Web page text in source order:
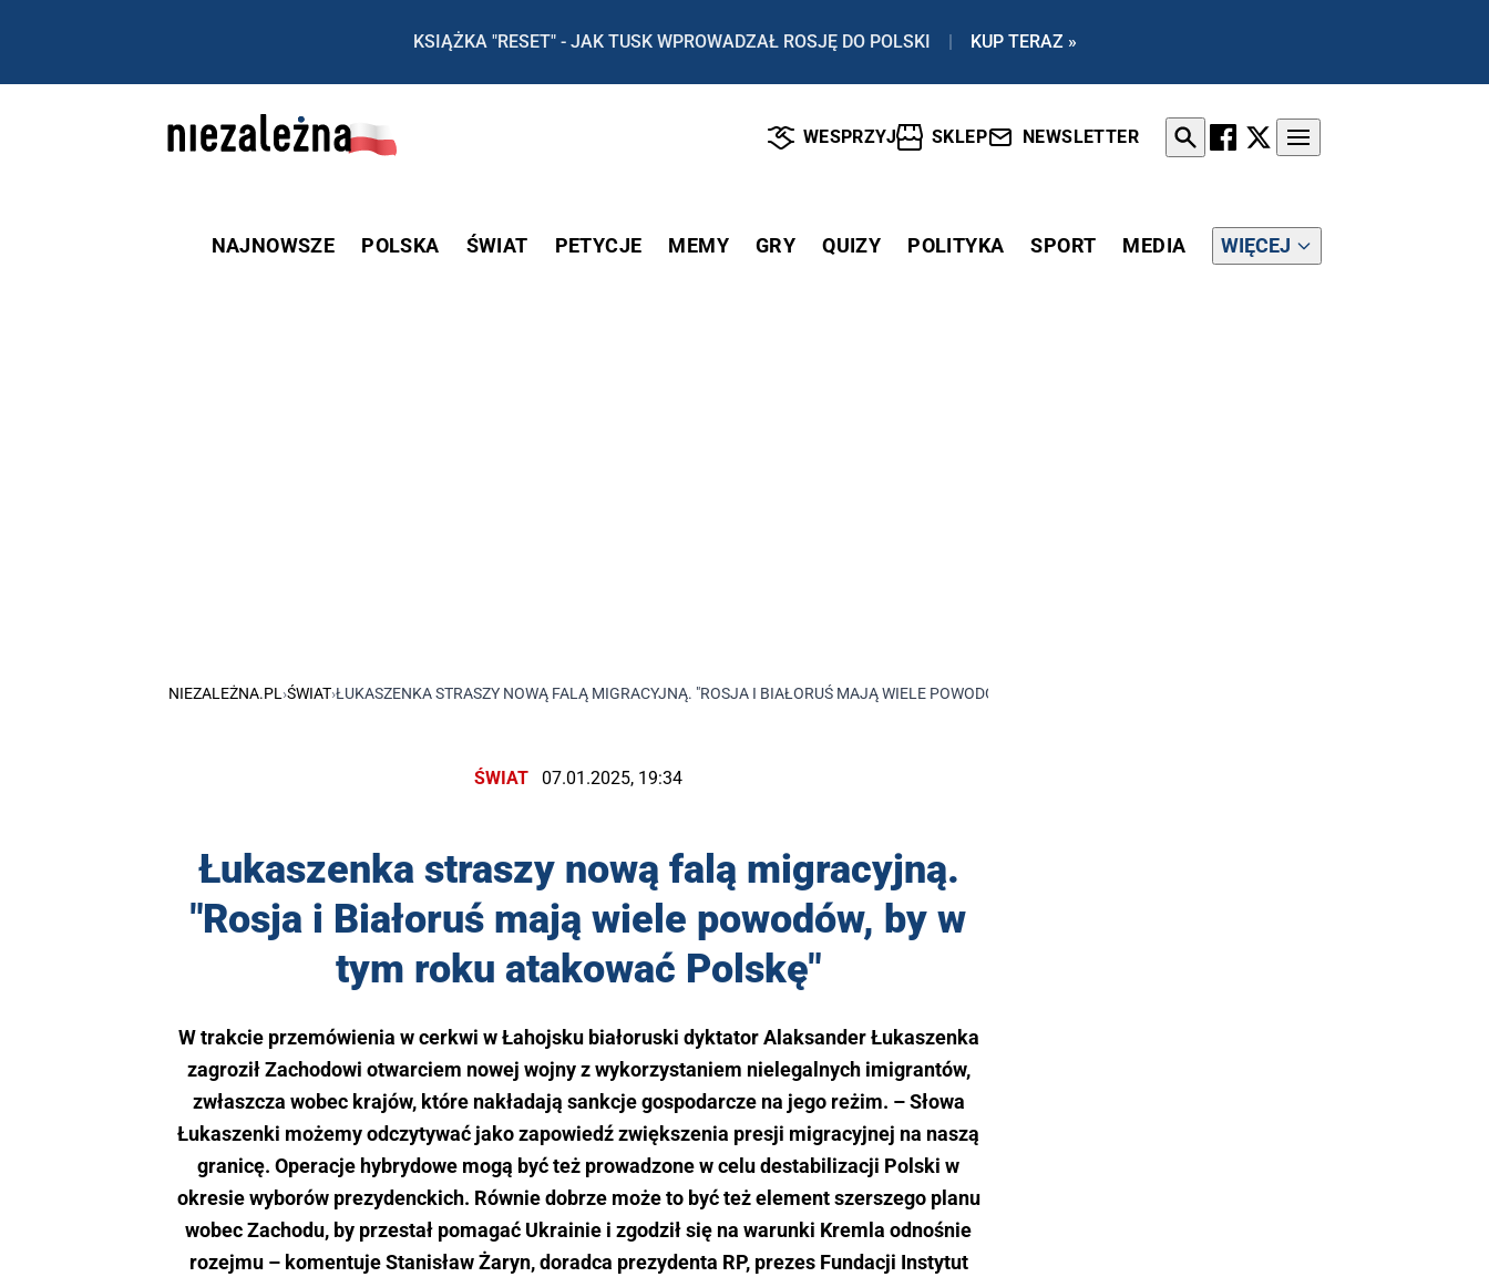
KSIĄŻKA "RESET" - JAK TUSK WPROWADZAŁ ROSJĘ DO POLSKI | KUP TERAZ »
WESPRZYJ SKLEP NEWSLETTER
NAJNOWSZE POLSKA ŚWIAT PETYCJE MEMY GRY QUIZY POLITYKA SPORT MEDIA WIĘCEJ
NIEZALEŻNA.PL ›ŚWIAT›ŁUKASZENKA STRASZY NOWĄ FALĄ MIGRACYJNĄ. "ROSJA I BIAŁORUŚ MAJĄ WIELE POWODÓW, BY W TYM ROKU ATAKOWAĆ POLSKĘ"
ŚWIAT 07.01.2025, 19:34
Łukaszenka straszy nową falą migracyjną.
"Rosja i Białoruś mają wiele powodów, by w
tym roku atakować Polskę"
W trakcie przemówienia w cerkwi w Łahojsku białoruski dyktator Alaksander Łukaszenka
zagroził Zachodowi otwarciem nowej wojny z wykorzystaniem nielegalnych imigrantów,
zwłaszcza wobec krajów, które nakładają sankcje gospodarcze na jego reżim. – Słowa
Łukaszenki możemy odczytywać jako zapowiedź zwiększenia presji migracyjnej na naszą
granicę. Operacje hybrydowe mogą być też prowadzone w celu destabilizacji Polski w
okresie wyborów prezydenckich. Równie dobrze może to być też element szerszego planu
wobec Zachodu, by przestał pomagać Ukrainie i zgodził się na warunki Kremla odnośnie
rozejmu – komentuje Stanisław Żaryn, doradca prezydenta RP, prezes Fundacji Instytut